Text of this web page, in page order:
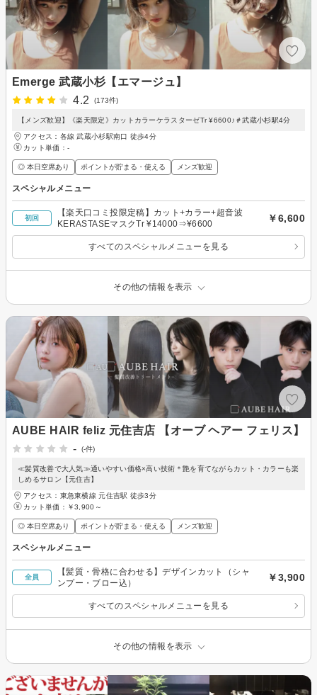
Emerge 武蔵小杉【エマージュ】
4.2
(173件)
【メンズ歓迎】《楽天限定》カットカラーケラスターゼTr ¥6600♪＃武蔵小杉駅4分
アクセス：各線 武蔵小杉駅南口 徒歩4分
カット単価： -
◎ 本日空席あり ポイントが貯まる・使える メンズ歓迎
スペシャルメニュー
初回
【楽天口コミ投限定稿】カット+カラー+超音波
KERASTASEマスクTr ¥14000⇒¥6600
￥6,600
すべてのスペシャルメニューを見る
その他の情報を表示
AUBE HAIR feliz 元住吉店 【オーブ ヘアー フェリス】
-
(-件)
≪髪質改善で大人気≫通いやすい価格×高い技術＊艶を育てながらカット・カラーも楽
しめるサロン【元住吉】
アクセス：東急東横線 元住吉駅 徒歩3分
カット単価： ￥3,900～
◎ 本日空席あり ポイントが貯まる・使える メンズ歓迎
スペシャルメニュー
全員
【髪質・骨格に合わせる】デザインカット（シャ
ンプー・ブロー込）
￥3,900
すべてのスペシャルメニューを見る
その他の情報を表示